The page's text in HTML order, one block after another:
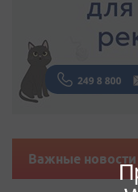
Важные новости